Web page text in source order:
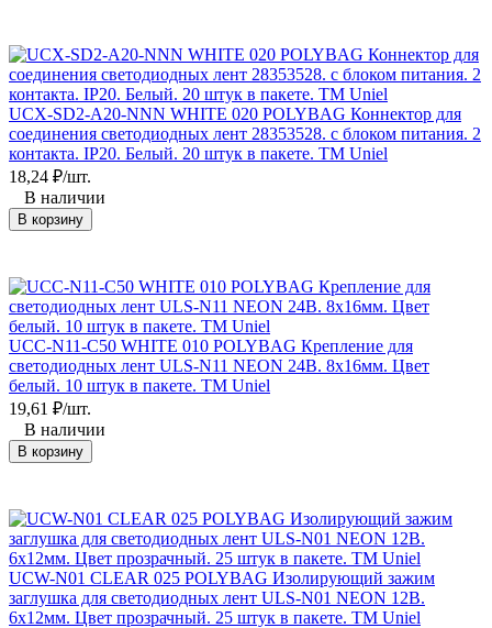
UCX-SD2-A20-NNN WHITE 020 POLYBAG Коннектор для
соединения светодиодных лент 28353528. с блоком питания. 2
контакта. IP20. Белый. 20 штук в пакете. TM Uniel
18,24 ₽/шт.
В наличии
В корзину
UCC-N11-C50 WHITE 010 POLYBAG Крепление для
светодиодных лент ULS-N11 NEON 24В. 8x16мм. Цвет
белый. 10 штук в пакете. TM Uniel
19,61 ₽/шт.
В наличии
В корзину
UCW-N01 CLEAR 025 POLYBAG Изолирующий зажим
заглушка для светодиодных лент ULS-N01 NEON 12В.
6x12мм. Цвет прозрачный. 25 штук в пакете. TM Uniel